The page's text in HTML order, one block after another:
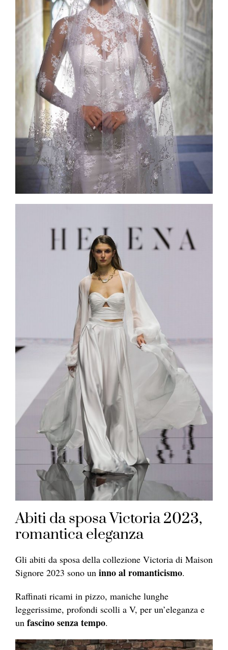
Abiti da sposa Victoria 2023,
romantica eleganza
Gli abiti da sposa della collezione Victoria di Maison
Signore 2023 sono un inno al romanticismo.
Raffinati ricami in pizzo, maniche lunghe
leggerissime, profondi scolli a V, per un’eleganza e
un fascino senza tempo.